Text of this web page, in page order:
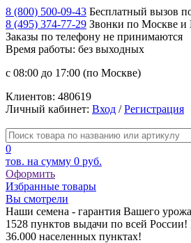
8 (800) 500-09-43 Бесплатный вызов
8 (495) 374-77-29 Звонки по Москве
Заказы по телефону не принимаются
Время работы: без выходных
с 08:00 до 17:00 (по Москве)
Клиентов: 480619
Личный кабинет: Вход /Регистрация
0
тов. на сумму 0 руб.
Оформить
Избранные товары
Вы смотрели
Наши семена - гарантия Вашего
1528 пунктов выдачи по всей России!
36.000 населенных пунктах!